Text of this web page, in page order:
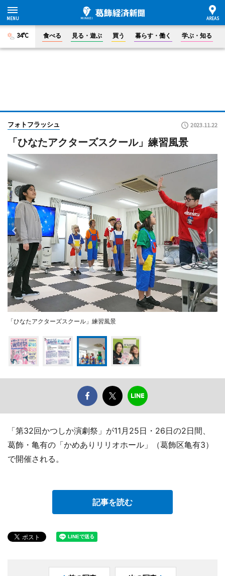
34°C 食べる 見る・遊ぶ 買う 暮らす・働く 学ぶ・知る
フォトフラッシュ 2023.11.22
「ひなたアクターズスクール」練習風景
「ひなたアクターズスクール」練習風景
「第32回かつしか演劇祭」が11月25日・26日の2日間、
葛飾・亀有の「かめありリリオホール」（葛飾区亀有3）
で開催される。
記事を読む